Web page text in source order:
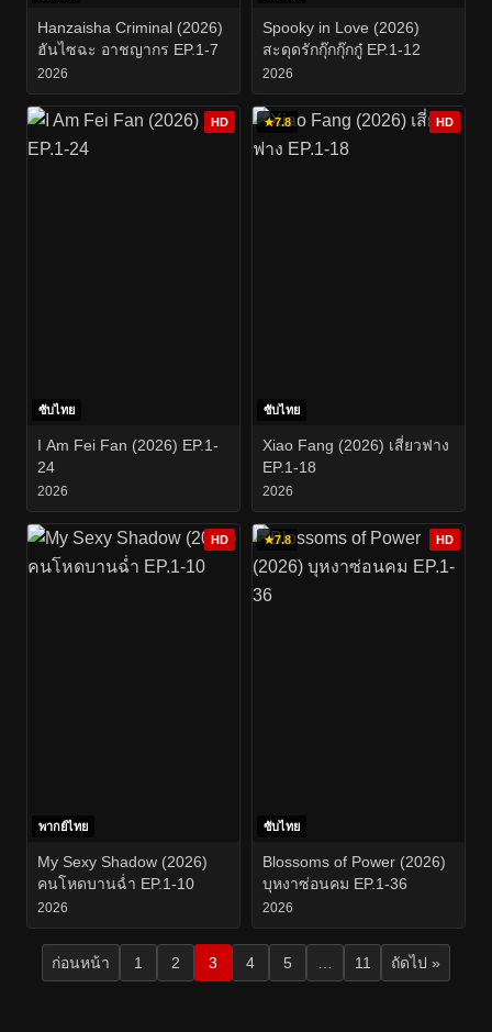
Hanzaisha Criminal (2026)
ฮันไซฉะ อาชญากร EP.1-7
2026
Spooky in Love (2026)
สะดุดรักกุ๊กกุ๊กกู๋ EP.1-12
2026
HD
ซับไทย
I Am Fei Fan (2026) EP.1-
24
2026
★7.8 HD
ซับไทย
Xiao Fang (2026) เสี่ยวฟาง
EP.1-18
2026
HD
พากย์ไทย
My Sexy Shadow (2026)
คนโหดบานฉ่ำ EP.1-10
2026
★7.8 HD
ซับไทย
Blossoms of Power (2026)
บุหงาซ่อนคม EP.1-36
2026
ก่อนหน้า 1 2 3 4 5 11 ถัดไป »